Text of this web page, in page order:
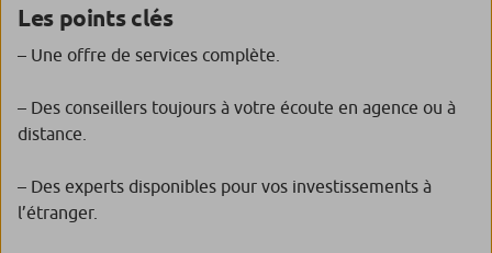
Les points clés
– Une offre de services complète.
– Des conseillers toujours à votre écoute en agence ou à
distance.
– Des experts disponibles pour vos investissements à
l’étranger.